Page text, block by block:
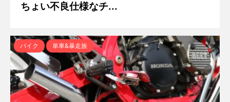
ちょい不良仕様なチ...
バイク 単車&暴走族